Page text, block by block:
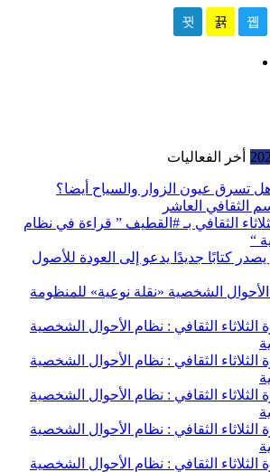
أخر الفعاليات
تسرق عيون الزوار والسياح أيضا؟
الثقافي العاشر
الثقافي بـ #القطيف ” قراءة في نظام
“
كتابًا جديدًا يدعو إلى العودة للأصول
الشخصية «نقلة نوعية» للمنظومة
الثقافي : نظام الأحوال الشخصية
الثقافي : نظام الأحوال الشخصية
الثقافي : نظام الأحوال الشخصية
الثقافي : نظام الأحوال الشخصية
الثقافي : نظام الأحوال الشخصية